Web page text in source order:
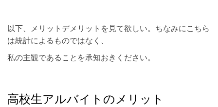
以下、メリットデメリットを見て欲しい。ちなみにこちら
は統計によるものではなく、
私の主観であることを承知おきください。
高校生アルバイトのメリット